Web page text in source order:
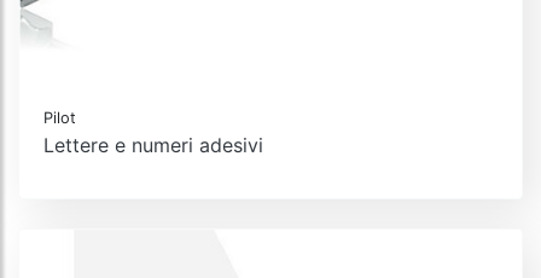
Pilot
Lettere e numeri adesivi